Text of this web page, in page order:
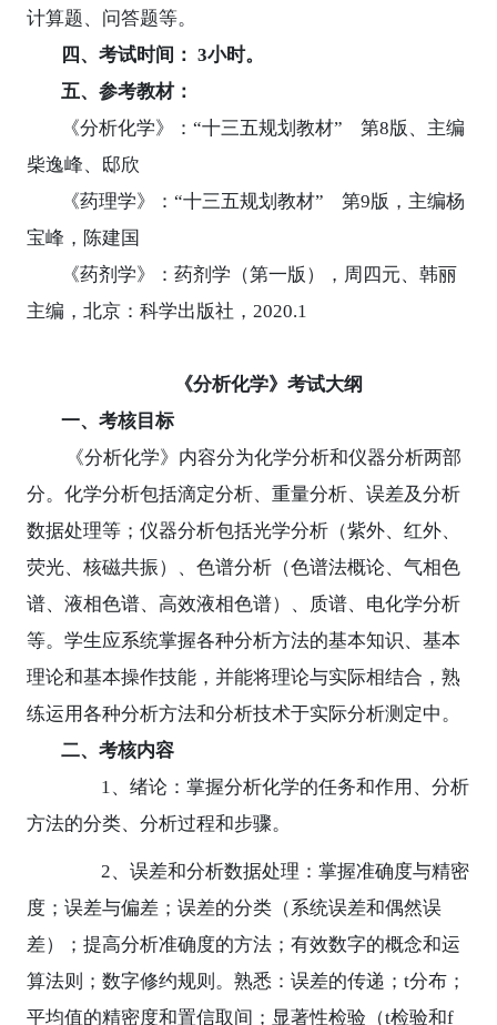
计算题、问答题等。
四、考试时间： 3小时。
五、参考教材：
《分析化学》： “十三五规划教材” 第8版、主编
柴逸峰、邸欣
《药理学》： “十三五规划教材” 第9版，主编杨
宝峰，陈建国
《药剂学》：药剂学（第一版），周四元、韩丽
主编，北京：科学出版社， 2020.1
《分析化学》考试大纲
一、考核目标
《分析化学》内容分为化学分析和仪器分析两部
分。化学分析包括滴定分析、重量分析、误差及分析
数据处理等；仪器分析包括光学分析（紫外、红外、
荧光、核磁共振）、色谱分析（色谱法概论、气相色
谱、液相色谱、高效液相色谱）、质谱、电化学分析
等。学生应系统掌握各种分析方法的基本知识、基本
理论和基本操作技能，并能将理论与实际相结合，熟
练运用各种分析方法和分析技术于实际分析测定中。
二、考核内容
1、绪论：掌握分析化学的任务和作用、分析
方法的分类、分析过程和步骤。
2、误差和分析数据处理：掌握准确度与精密
度；误差与偏差；误差的分类（系统误差和偶然误
差）；提高分析准确度的方法；有效数字的概念和运
算法则；数字修约规则。熟悉：误差的传递； t分布；
平均值的精密度和置信取间；显著性检验（t检验和f